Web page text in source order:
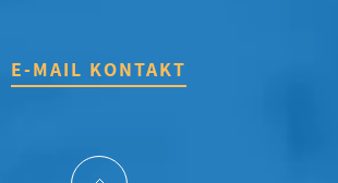
E-MAIL KONTAKT